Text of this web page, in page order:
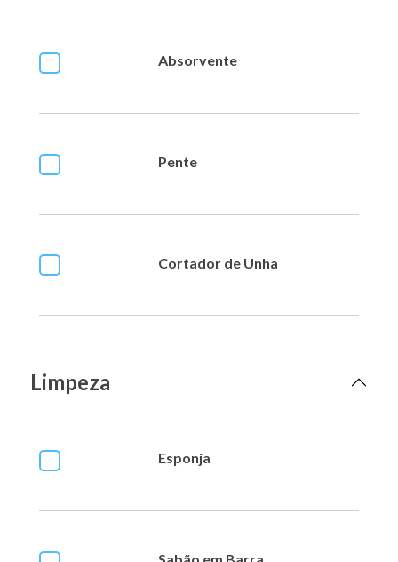
Absorvente
Pente
Cortador de Unha
Limpeza
Esponja